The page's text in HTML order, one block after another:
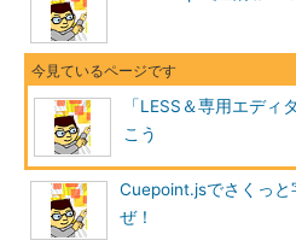
「LESS＆専用エディ
こう
Cuepoint.jsでさくっと
ぜ！